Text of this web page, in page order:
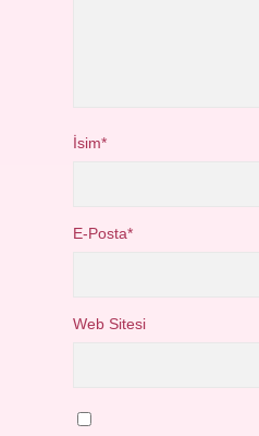
İsim*
E-Posta*
Web Sitesi